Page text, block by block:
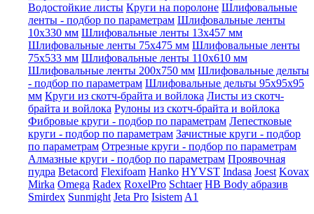
Водостойкие листы Круги на поролоне Шлифовальные
ленты - подбор по параметрам Шлифовальные ленты
10x330 мм Шлифовальные ленты 13x457 мм
Шлифовальные ленты 75x475 мм Шлифовальные ленты
75x533 мм Шлифовальные ленты 110x610 мм
Шлифовальные ленты 200x750 мм Шлифовальные дельты
- подбор по параметрам Шлифовальные дельты 95x95x95
мм Круги из скотч-брайта и войлока Листы из скотч-
брайта и войлока Рулоны из скотч-брайта и войлока
Фибровые круги - подбор по параметрам Лепестковые
круги - подбор по параметрам Зачистные круги - подбор
по параметрам Отрезные круги - подбор по параметрам
Алмазные круги - подбор по параметрам Проявочная
пудра Betacord Flexifoam Hanko HYVST Indasa Joest Kovax
Mirka Omega Radex RoxelPro Schtaer HB Body абразив
Smirdex Sunmight Jeta Pro Isistem A1